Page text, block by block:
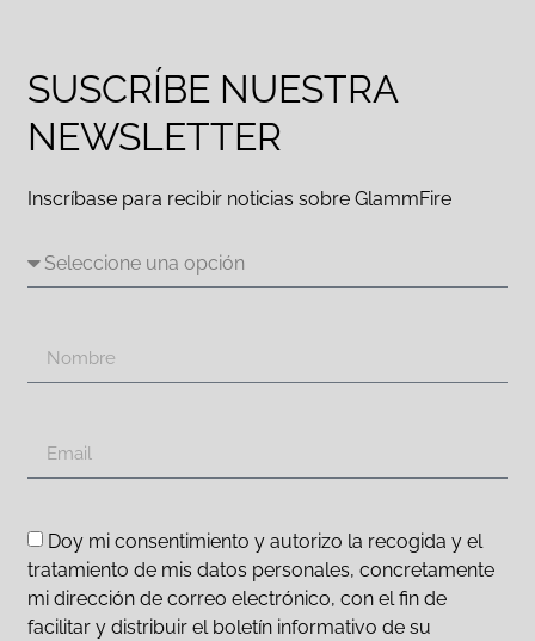
SUSCRÍBE NUESTRA
NEWSLETTER
Inscríbase para recibir noticias sobre GlammFire
Doy mi consentimiento y autorizo la recogida y el
tratamiento de mis datos personales, concretamente
mi dirección de correo electrónico, con el fin de
facilitar y distribuir el boletín informativo de su